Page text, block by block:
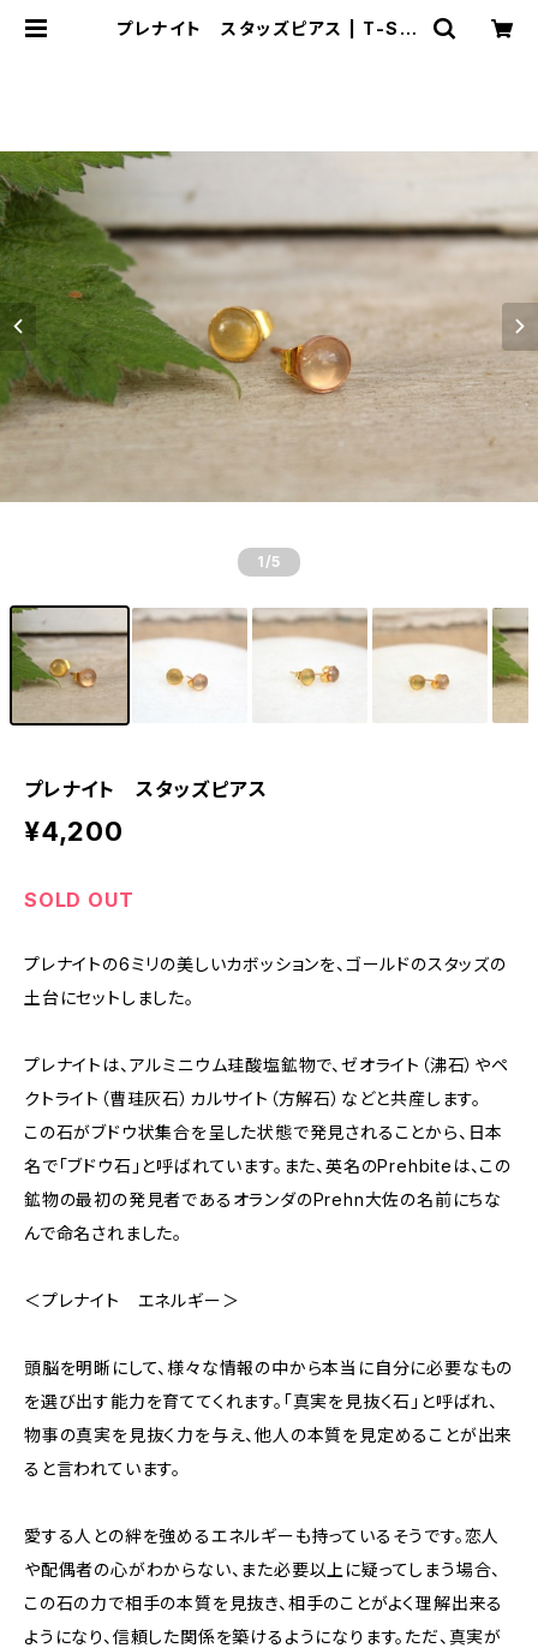
プレナイト スタッズピアス | T-Sto
1 /5
プレナイト スタッズピアス
¥4,200
SOLD OUT
プレナイトの6ミリの美しいカボッションを、ゴールドのスタッズの
土台にセットしました。
プレナイトは、アルミニウム珪酸塩鉱物で、ゼオライト（沸石）やペ
クトライト（曹珪灰石）カルサイト（方解石）などと共産します。
この石がブドウ状集合を呈した状態で発見されることから、日本
名で「ブドウ石」と呼ばれています。また、英名のPrehbiteは、この
鉱物の最初の発見者であるオランダのPrehn大佐の名前にちな
んで命名されました。
＜プレナイト エネルギー＞
頭脳を明晰にして、様々な情報の中から本当に自分に必要なもの
を選び出す能力を育ててくれます。「真実を見抜く石」と呼ばれ、
物事の真実を見抜く力を与え、他人の本質を見定めることが出来
ると言われています。
愛する人との絆を強めるエネルギーも持っているそうです。恋人
や配偶者の心がわからない、また必要以上に疑ってしまう場合、
この石の力で相手の本質を見抜き、相手のことがよく理解出来る
ようになり、信頼した関係を築けるようになります。ただ、真実が